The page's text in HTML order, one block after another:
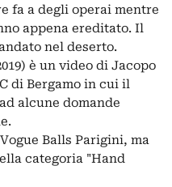
fa a degli operai mentre
appena ereditato. Il
nel deserto.
è un video di Jacopo
di Bergamo in cui il
alcune domande
Balls Parigini, ma
categoria "Hand